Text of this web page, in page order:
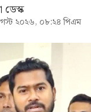
ডেস্ক
২০২৬, ০৮:২৪ পিএম